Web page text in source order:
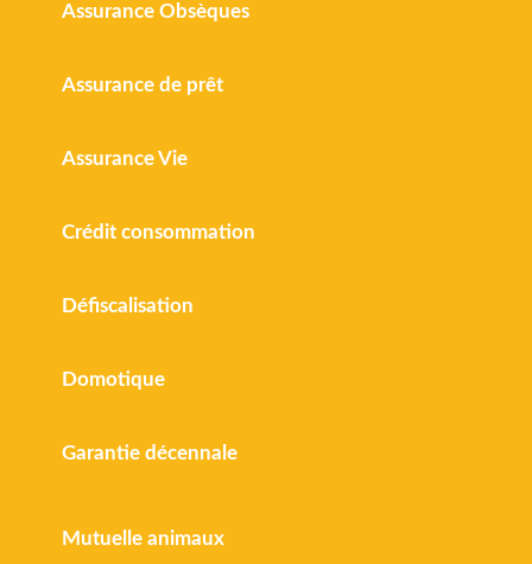
Assurance Obsèques
Assurance de prêt
Assurance Vie
Crédit consommation
Défiscalisation
Domotique
Garantie décennale
Mutuelle animaux